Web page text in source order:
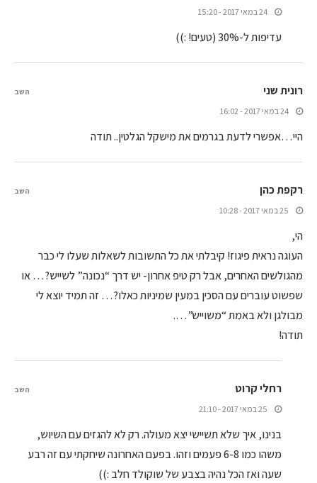
24 במאי 2017 - 15:20
עדיפות ל-30% (טעים! :))
רונית שני
24 במאי 2017 - 16:02
היי…אפשרי לדעת בגרמים את מישקל הגלטין.. תודה
השב
רקפת כהן
25 במאי 2017 - 10:28
הי,
העוגה נראית פיגוז! קיבלתי את כל התשובות לשאלות שעלו לי כבר
מהגולשים האחרים, אבל רק טיפ אחרון- יש דרך “נכונה” לשייש?… או
שפשוט עוברים עם הסכין במעין שמיניות כאלו?… זה תמיד יוצא לי
מבולגן ולא באמת “משוייש”….
תודה!
השב
רחלי קרוט
25 במאי 2017 - 21:10
בנינו, איך שלא תשיישי יצא מעולה. רק לא להגזים עם השיוש,
משהו כמו 6-8 פעמים וזהו. בפעם האחרונה שיחקתי עם זה רבע
שעה ואז הכל נהיה בצבע של שוקולד חלב :))
השב